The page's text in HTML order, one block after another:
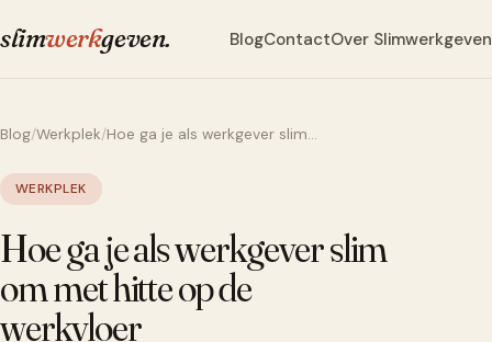
slimwerkgeven. BlogContactOver Slimwerkgeven
Blog/Werkplek/Hoe ga je als werkgever slim…
WERKPLEK
Hoe ga je als werkgever slim
om met hitte op de
werkvloer